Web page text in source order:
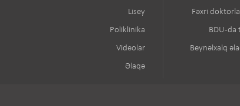
Lisey
Poliklinika
Videolar
Əlaqə
Fəxri
BDU-da
Beynəlxalq